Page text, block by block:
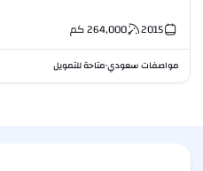
2015
264,000كم
مواصفات سعودي•متاحة للتمويل